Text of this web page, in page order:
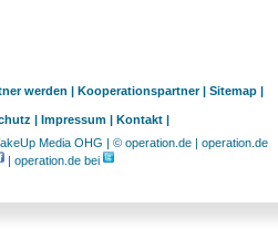
werden | Kooperationspartner | Sitemap |
| Impressum |
Kontakt |
Media OHG | © operation.de | operation.de
| operation.de bei